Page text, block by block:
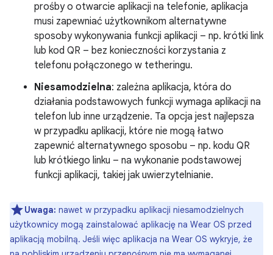
prośby o otwarcie aplikacji na telefonie, aplikacja
musi zapewniać użytkownikom alternatywne
sposoby wykonywania funkcji aplikacji – np. krótki link
lub kod QR – bez konieczności korzystania z
telefonu połączonego w tetheringu.
Niesamodzielna: zależna aplikacja, która do
działania podstawowych funkcji wymaga aplikacji na
telefon lub inne urządzenie. Ta opcja jest najlepsza
w przypadku aplikacji, które nie mogą łatwo
zapewnić alternatywnego sposobu – np. kodu QR
lub krótkiego linku – na wykonanie podstawowej
funkcji aplikacji, takiej jak uwierzytelnianie.
Uwaga: nawet w przypadku aplikacji niesamodzielnych
użytkownicy mogą zainstalować aplikację na Wear OS przed
aplikacją mobilną. Jeśli więc aplikacja na Wear OS wykryje, że